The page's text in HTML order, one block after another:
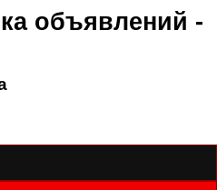
объявлений -